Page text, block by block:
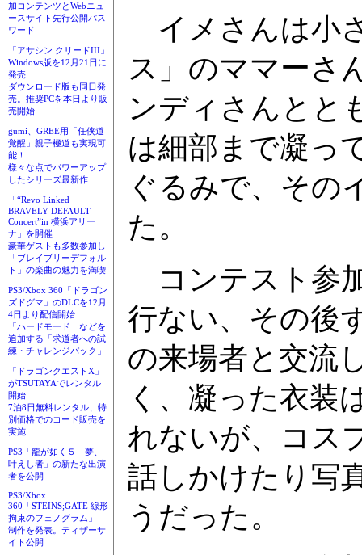
加コンテンツとWebニュ
ースサイト先行公開パス
ワード
「アサシン クリードIII」
Windows版を12月21日に
発売
ダウンロード版も同日発
売。推奨PCを本日より販
売開始
gumi、GREE用「任侠道
覚醒」親子極道も実現可
能！
様々な点でパワーアップ
したシリーズ最新作
「“Revo Linked
BRAVELY DEFAULT
Concert”in 横浜アリー
ナ」を開催
豪華ゲストも多数参加し
「ブレイブリーデフォル
ト」の楽曲の魅力を満喫
PS3/Xbox 360「ドラゴン
ズドグマ」のDLCを12月
4日より配信開始
「ハードモード」などを
追加する「求道者への試
練・チャレンジパック」
「ドラゴンクエストX」
がTSUTAYAでレンタル
開始
7泊8日無料レンタル、特
別価格でのコード販売を
実施
PS3「龍が如く５ 夢、
叶えし者」の新たな出演
者を公開
PS3/Xbox
360「STEINS;GATE 線形
拘束のフェノグラム」
制作を発表。ティザーサ
イト公開
イメさんは小
ス」のママーさ
ンディさんとと
は細部まで凝っ
ぐるみで、その
た。
コンテスト参
行ない、その後
の来場者と交流
く、凝った衣装
れないが、コス
話しかけたり写
うだった。